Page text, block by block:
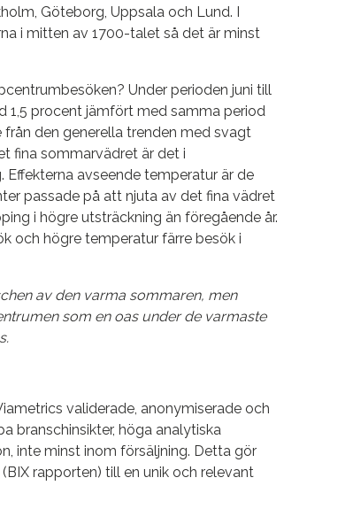
Göteborg, Uppsala och Lund. I
i mitten av 1700-talet så det är minst
Under perioden juni till
1,5 procent jämfört med samma period
den generella trenden med svagt
fina sommarvädret är det i
avseende temperatur är de
passade på att njuta av det fina vädret
i högre utsträckning än föregående år.
och högre temperatur färre besök i
av den varma sommaren, men
som en oas under de varmaste
validerade, anonymiserade och
branschinsikter, höga analytiska
inte minst inom försäljning. Detta gör
rapporten) till en unik och relevant